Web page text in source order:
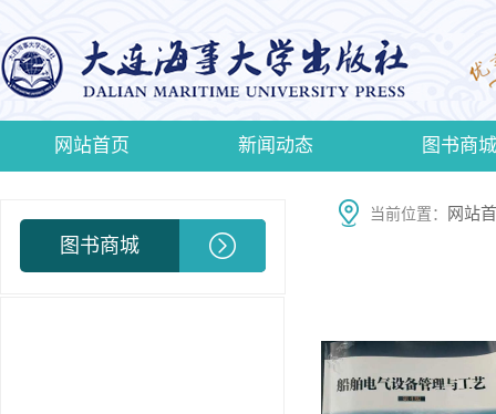
网站首页 新闻动态 图书商城
图书商城
当前位置： 网站